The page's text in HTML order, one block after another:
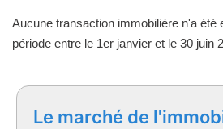
Aucune transaction immobilière n'a été
période entre le 1er janvier et le 30 juin
Le marché de